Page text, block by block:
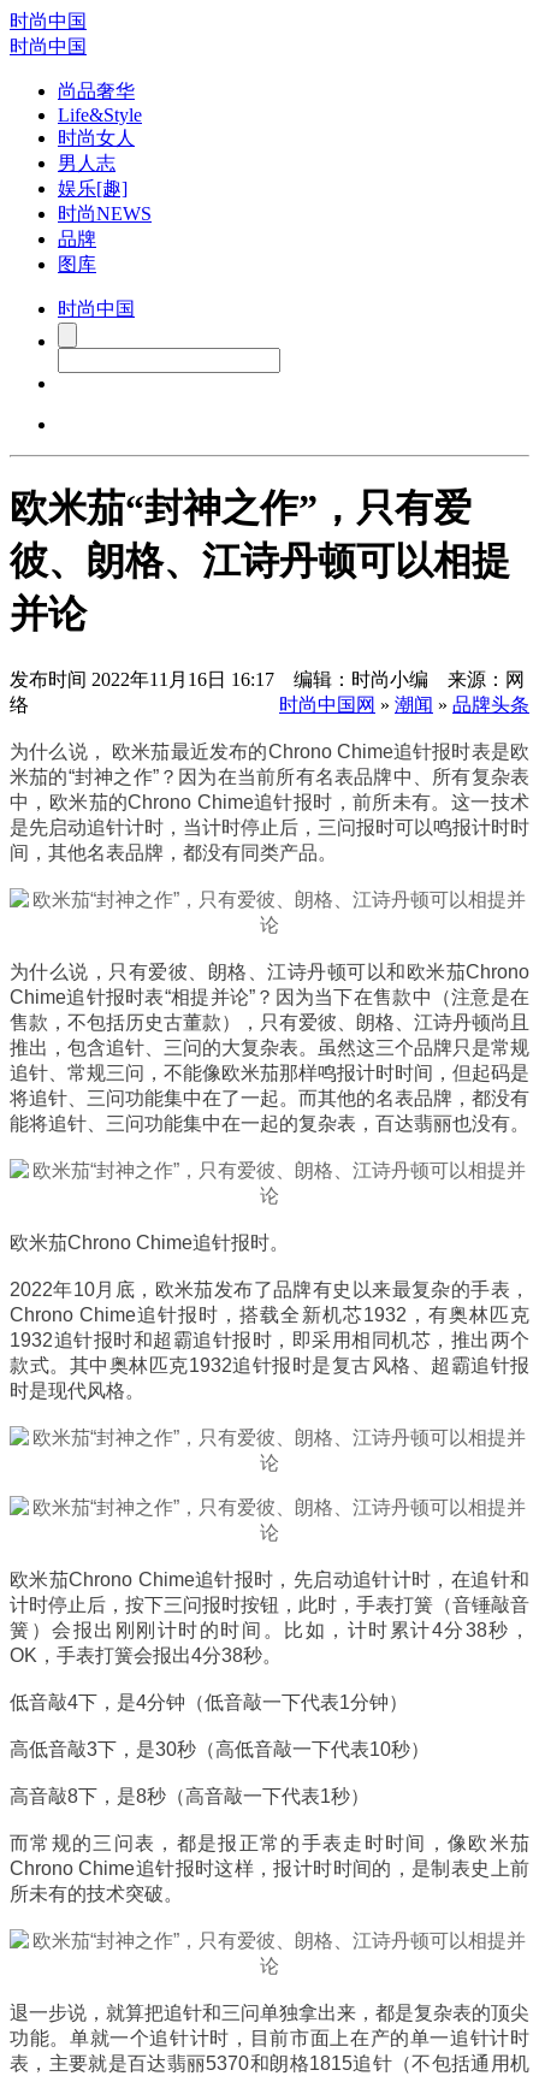
时尚中国
时尚中国
尚品奢华
Life&Style
时尚女人
男人志
娱乐[趣]
时尚NEWS
品牌
图库
时尚中国
欧米茄“封神之作”，只有爱
彼、朗格、江诗丹顿可以相提
并论
发布时间 2022年11月16日 16:17 编辑：时尚小编 来源：网
络
时尚中国网 » 潮闻 » 品牌头条
为什么说，
欧米茄最近发布的Chrono Chime追针报时表是欧
米茄的“封神之作”？因为在当前所有名表品牌中、所有复杂表
中，欧米茄的Chrono Chime追针报时，前所未有。这一技术
是先启动追针计时，当计时停止后，三问报时可以鸣报计时时
间，其他名表品牌，都没有同类产品。
为什么说，只有爱彼、朗格、江诗丹顿可以和欧米茄Chrono
Chime追针报时表“相提并论”？因为当下在售款中（注意是在
售款，不包括历史古董款），只有爱彼、朗格、江诗丹顿尚且
推出，包含追针、三问的大复杂表。虽然这三个品牌只是常规
追针、常规三问，不能像欧米茄那样鸣报计时时间，但起码是
将追针、三问功能集中在了一起。而其他的名表品牌，都没有
能将追针、三问功能集中在一起的复杂表，百达翡丽也没有。
欧米茄Chrono Chime追针报时。
2022年10月底，欧米茄发布了品牌有史以来最复杂的手表，
Chrono Chime追针报时，搭载全新机芯1932，有奥林匹克
1932追针报时和超霸追针报时，即采用相同机芯，推出两个
款式。其中奥林匹克1932追针报时是复古风格、超霸追针报
时是现代风格。
欧米茄Chrono Chime追针报时，先启动追针计时，在追针和
计时停止后，按下三问报时按钮，此时，手表打簧（音锤敲音
簧）会报出刚刚计时的时间。比如，计时累计4分38秒，
OK，手表打簧会报出4分38秒。
低音敲4下，是4分钟（低音敲一下代表1分钟）
高低音敲3下，是30秒（高低音敲一下代表10秒）
高音敲8下，是8秒（高音敲一下代表1秒）
而常规的三问表，都是报正常的手表走时时间，像欧米茄
Chrono Chime追针报时这样，报计时时间的，是制表史上前
所未有的技术突破。
退一步说，就算把追针和三问单独拿出来，都是复杂表的顶尖
功能。单就一个追针计时，目前市面上在产的单一追针计时
表，主要就是百达翡丽5370和朗格1815追针（不包括通用机